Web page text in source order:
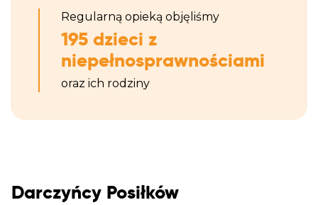
Regularną opieką objęliśmy
195 dzieci z
niepełnosprawnościami
oraz ich rodziny
Darczyńcy Posiłków